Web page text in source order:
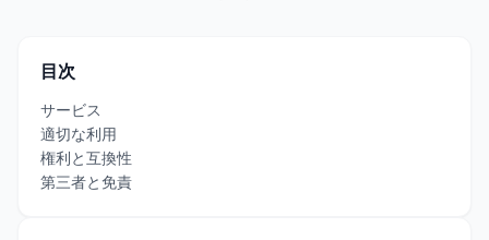
目次
サービス
適切な利用
権利と互換性
第三者と免責